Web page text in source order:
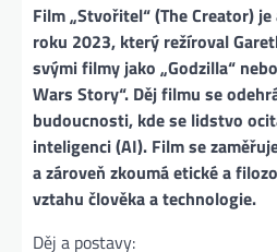
Film „Stvořitel“ (The Creator)
roku 2023, který režíroval
svými filmy jako „Godzilla“
Wars Story“. Děj filmu se
budoucnosti, kde se lidstvo
inteligenci (AI). Film se
a zároveň zkoumá etické a
vztahu člověka a technologie.
Děj a postavy: